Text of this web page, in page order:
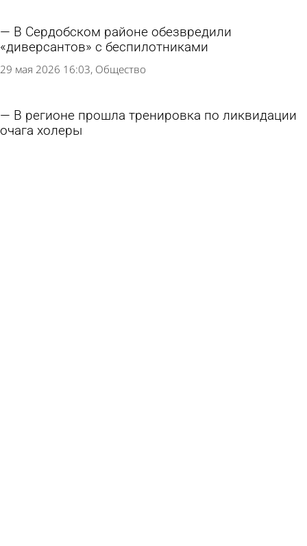
В Сердобском районе обезвредили
«диверсантов» с беспилотниками
29 мая 2026 16:03 Общество
В регионе прошла тренировка по ликвидации
очага холеры